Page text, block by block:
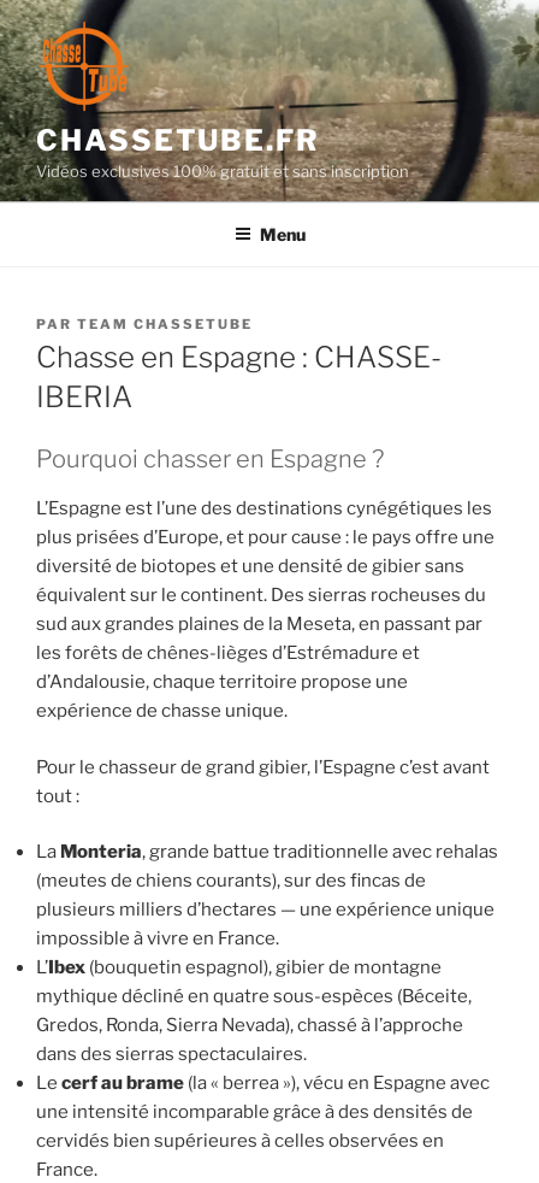
Aller
au
contenu
principal
CHASSETUBE.FR
Vidéos exclusives 100% gratuit et sans inscription
Menu
PUBLIÉ
LE
PAR TEAM CHASSETUBE
Chasse en Espagne : CHASSE-
IBERIA
Pourquoi chasser en Espagne ?
L’Espagne est l’une des destinations cynégétiques les
plus prisées d’Europe, et pour cause : le pays offre une
diversité de biotopes et une densité de gibier sans
équivalent sur le continent. Des sierras rocheuses du
sud aux grandes plaines de la Meseta, en passant par
les forêts de chênes-lièges d’Estrémadure et
d’Andalousie, chaque territoire propose une
expérience de chasse unique.
Pour le chasseur de grand gibier, l’Espagne c’est avant
tout :
La Monteria, grande battue traditionnelle avec rehalas
(meutes de chiens courants), sur des fincas de
plusieurs milliers d’hectares — une expérience unique
impossible à vivre en France.
L’Ibex (bouquetin espagnol), gibier de montagne
mythique décliné en quatre sous-espèces (Béceite,
Gredos, Ronda, Sierra Nevada), chassé à l’approche
dans des sierras spectaculaires.
Le cerf au brame (la « berrea »), vécu en Espagne avec
une intensité incomparable grâce à des densités de
cervidés bien supérieures à celles observées en
France.